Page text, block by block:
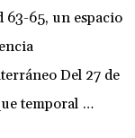
63-65, un espacio
Del 27 de
temporal …